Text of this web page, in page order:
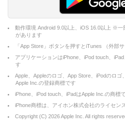
動作環境 Android 9.0以上、iOS 16.0以上 ※
があります
「App Store」ボタンを押すとiTunes （外部
アプリケーションはiPhone、iPod touch、
す
Apple、Appleのロゴ、App Store、iPodのロ
Apple Inc.の登録商標です
iPhone、iPod touch、iPadはApple Inc.の商標
iPhone商標は、アイホン株式会社のライセン
Copyright (C) 2026Apple Inc. All rights